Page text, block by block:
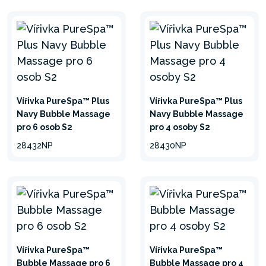
LAMINOVANÉ PVC
Vířivka PureSpa™ Plus
Navy Bubble Massage
pro 6 osob S2
28432NP
Vířivka PureSpa™ Plus
Navy Bubble Massage
pro 4 osoby S2
28430NP
Vířivka PureSpa™
Bubble Massage pro 6
Vířivka PureSpa™
Bubble Massage pro 4